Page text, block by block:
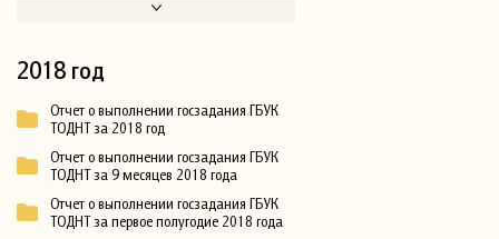
2018 год
Отчет о выполнении госзадания ГБУК
ТОДНТ за 2018 год
Отчет о выполнении госзадания ГБУК
ТОДНТ за 9 месяцев 2018 года
Отчет о выполнении госзадания ГБУК
ТОДНТ за первое полугодие 2018 года